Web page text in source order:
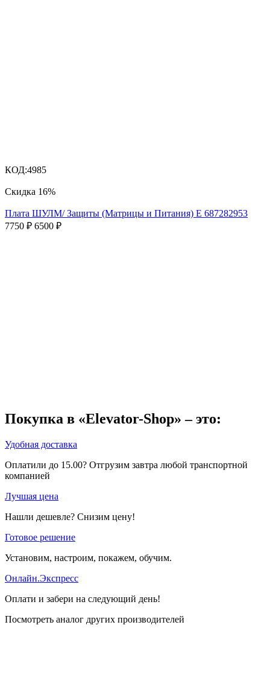
КОД:4985
Скидка 16%
Плата ШУЛМ/ Защиты (Матрицы и Питания) Е 687282953
7750 ₽ 6500 ₽
Покупка в «Elevator-Shop» – это:
Удобная доставка
Оплатили до 15.00? Отгрузим завтра любой транспортной
компанией
Лучшая цена
Нашли дешевле? Снизим цену!
Готовое решение
Установим, настроим, покажем, обучим.
Онлайн.Экспресс
Оплати и забери на следующий день!
Посмотреть аналог других производителей